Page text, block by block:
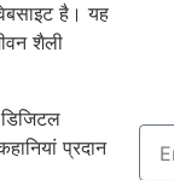
है। यह
शैली
प्रदान